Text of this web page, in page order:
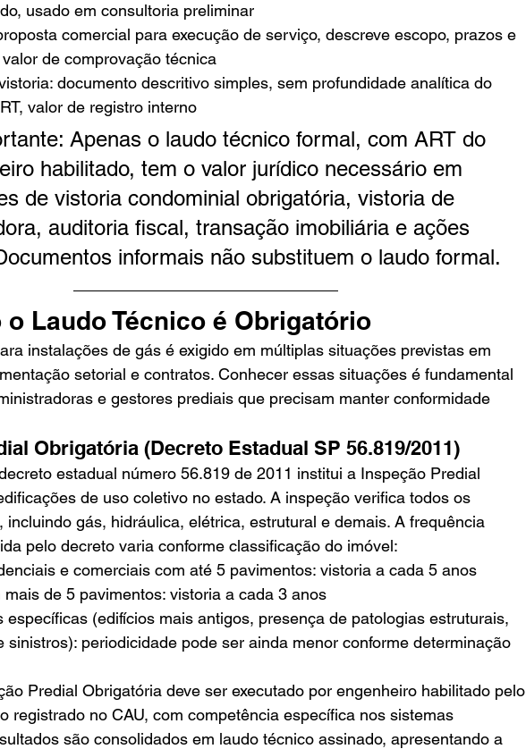
usado em consultoria preliminar
comercial para execução de serviço, descreve escopo, prazos e
de comprovação técnica
documento descritivo simples, sem profundidade analítica do
valor de registro interno
Apenas o laudo técnico formal, com ART do
habilitado, tem o valor jurídico necessário em
de vistoria condominial obrigatória, vistoria de
auditoria fiscal, transação imobiliária e ações
informais não substituem o laudo formal.
o Laudo Técnico é Obrigatório
instalações de gás é exigido em múltiplas situações previstas em
setorial e contratos. Conhecer essas situações é fundamental
e gestores prediais que precisam manter conformidade
Obrigatória (Decreto Estadual SP 56.819/2011)
estadual número 56.819 de 2011 institui a Inspeção Predial
de uso coletivo no estado. A inspeção verifica todos os
incluindo gás, hidráulica, elétrica, estrutural e demais. A frequência
pelo decreto varia conforme classificação do imóvel:
e comerciais com até 5 pavimentos: vistoria a cada 5 anos
mais de 5 pavimentos: vistoria a cada 3 anos
específicas (edifícios mais antigos, presença de patologias estruturais,
sinistros): periodicidade pode ser ainda menor conforme determinação
Predial Obrigatória deve ser executado por engenheiro habilitado pelo
registrado no CAU, com competência específica nos sistemas
são consolidados em laudo técnico assinado, apresentando a